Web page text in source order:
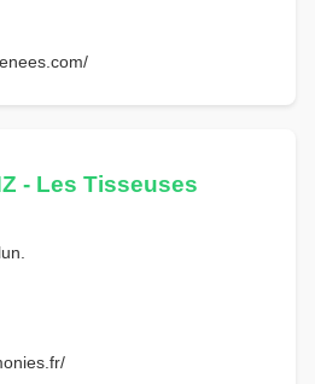
- Les Tisseuses